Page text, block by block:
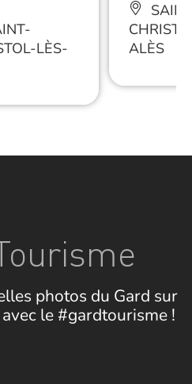
LÈS-
ALÈS
photos du Gard sur
le #gardtourisme !